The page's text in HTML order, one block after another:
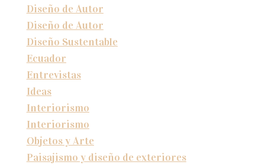
Diseño de Autor
Diseño de Autor
Diseño Sustentable
Ecuador
Entrevistas
Ideas
Interiorismo
Interiorismo
Objetos y Arte
Paisajismo y diseño de exteriores